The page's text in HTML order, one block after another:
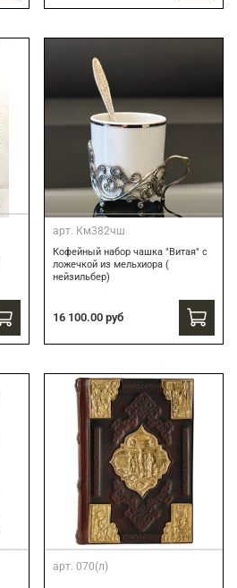
арт. Км382чш
Кофейный набор чашка "Витая" с
ложечкой из мельхиора (
нейзильбер)
16 100.00 руб
арт. 070(л)